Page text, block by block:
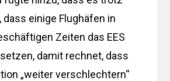
dass einige Flughäfen in
Zeiten das EES
damit rechnet, dass
„weiter verschlechtern“